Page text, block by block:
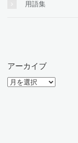
用語集
アーカイブ
ア